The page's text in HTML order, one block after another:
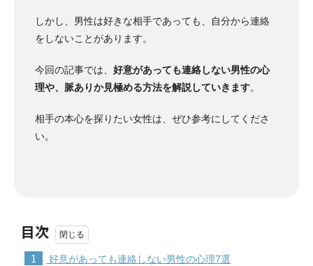
しかし、男性は好きな相手であっても、自分から連絡
をしないことがあります。
今回の記事では、 好意があっても連絡しない男性の心
理や、脈ありか見極める方法を解説していきます。
相手の本心を探りたい女性は、ぜひ参考にしてくださ
い。
目次
1 好意があっても連絡しない男性の心理7選